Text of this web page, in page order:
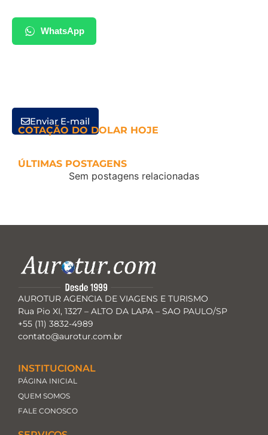
WhatsApp
Enviar E-mail
COTAÇÃO DO DOLAR HOJE
ÚLTIMAS POSTAGENS
Sem postagens relacionadas
AUROTUR AGENCIA DE VIAGENS E TURISMO
Rua Pio XI, 1327 – ALTO DA LAPA – SAO PAULO/SP
+55 (11) 3832-4989
contato@aurotur.com.br
INSTITUCIONAL
PÁGINA INICIAL
QUEM SOMOS
FALE CONOSCO